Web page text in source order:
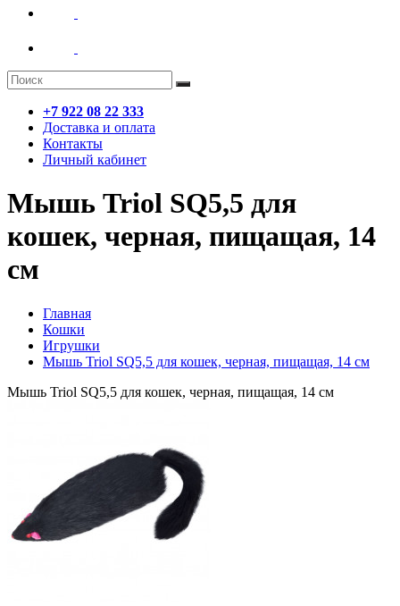
+7 922 08 22 333
Доставка и оплата
Контакты
Личный кабинет
Мышь Triol SQ5,5 для
кошек, черная, пищащая, 14
см
Главная
Кошки
Игрушки
Мышь Triol SQ5,5 для кошек, черная, пищащая, 14 см
Мышь Triol SQ5,5 для кошек, черная, пищащая, 14 см